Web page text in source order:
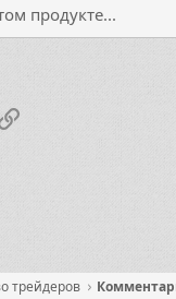
продукте...
почта
Ссылка
трейдеров